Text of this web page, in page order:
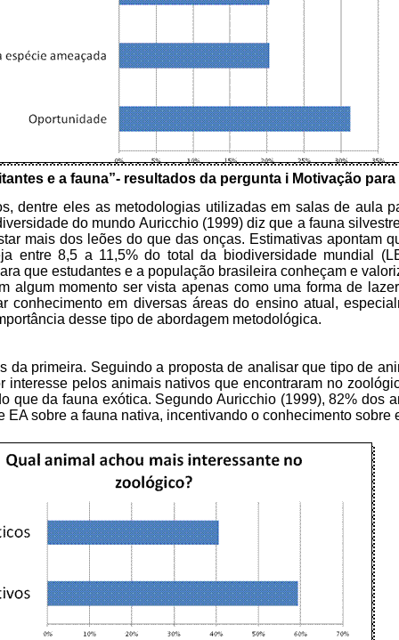
e a fauna”- resultados da pergunta i Motivação
dentre eles as metodologias utilizadas em salas de aula
do mundo Auricchio (1999) diz que a fauna
mais dos leões do que das onças. Estimativas apontam
entre 8,5 a 11,5% do total da biodiversidade mundial
que estudantes e a população brasileira conheçam e
algum momento ser vista apenas como uma forma de
conhecimento em diversas áreas do ensino atual,
desse tipo de abordagem metodológica.
da primeira. Seguindo a proposta de analisar que tipo de
pelos animais nativos que encontraram no
que da fauna exótica. Segundo Auricchio (1999), 82% dos
sobre a fauna nativa, incentivando o conhecimento